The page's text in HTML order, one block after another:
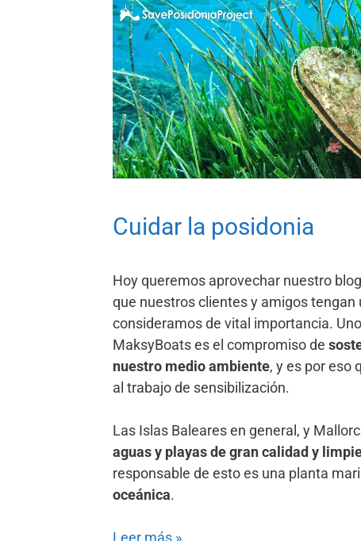
Cuidar la posidonia
Hoy queremos aprovechar nuestro
que nuestros clientes y amigos tengan
consideramos de vital importancia.
MaksyBoats es el compromiso de
nuestro medio ambiente, y es por eso
al trabajo de sensibilización.
Las Islas Baleares en general, y
aguas y playas de gran calidad y
responsable de esto es una planta
oceánica.
Leer más »